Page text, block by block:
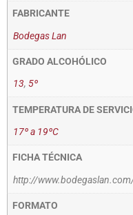
FABRICANTE
Bodegas Lan
GRADO ALCOHÓLICO
13, 5º
TEMPERATURA DE
17º a 19ºC
FICHA TÉCNICA
http://
FORMATO